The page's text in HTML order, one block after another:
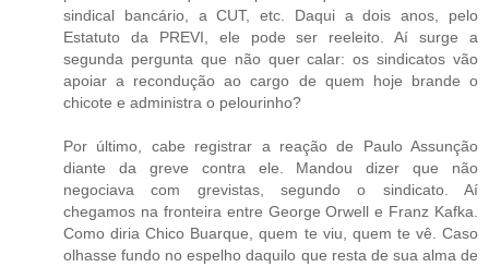
sindical bancário, a CUT, etc. Daqui a dois anos, pelo
Estatuto da PREVI, ele pode ser reeleito. Aí surge a
segunda pergunta que não quer calar: os sindicatos vão
apoiar a recondução ao cargo de quem hoje brande o
chicote e administra o pelourinho?
Por último, cabe registrar a reação de Paulo Assunção
diante da greve contra ele. Mandou dizer que não
negociava com grevistas, segundo o sindicato. Aí
chegamos na fronteira entre George Orwell e Franz Kafka.
Como diria Chico Buarque, quem te viu, quem te vê. Caso
olhasse fundo no espelho daquilo que resta de sua alma de